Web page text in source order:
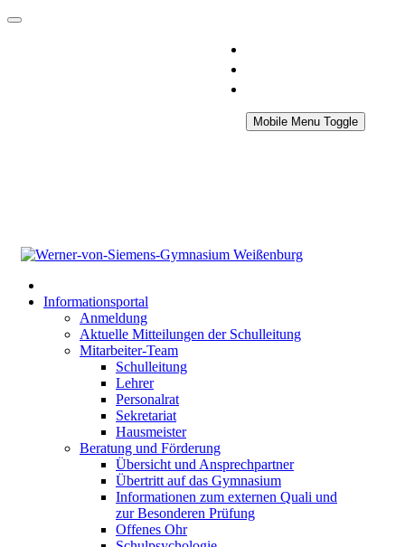
Mobile Menu Toggle
Informationsportal
Anmeldung
Aktuelle Mitteilungen der Schulleitung
Mitarbeiter-Team
Schulleitung
Lehrer
Personalrat
Sekretariat
Hausmeister
Beratung und Förderung
Übersicht und Ansprechpartner
Übertritt auf das Gymnasium
Informationen zum externen Quali und
zur Besonderen Prüfung
Offenes Ohr